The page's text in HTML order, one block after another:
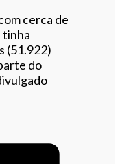
cerca de
tinha
(51.922)
do